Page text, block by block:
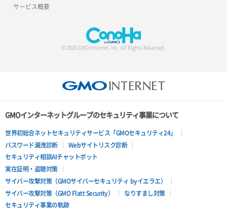
サービス概要
© 2026 GMO Internet, Inc. All Rights Reserved.
GMOインターネットグループのセキュリティ事業について
世界初総合ネットセキュリティサービス「GMOセキュリティ24」
パスワード漏洩診断
Webサイトリスク診断
セキュリティ相談AIチャットボット
実在証明・盗聴対策
サイバー攻撃対策（GMOサイバーセキュリティ byイエラエ）
サイバー攻撃対策（GMO Flatt Security）
なりすまし対策
セキュリティ事業の軌跡